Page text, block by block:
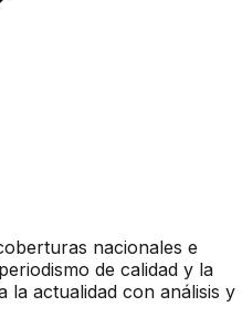
nacionales e
de calidad y la
la actualidad con análisis y